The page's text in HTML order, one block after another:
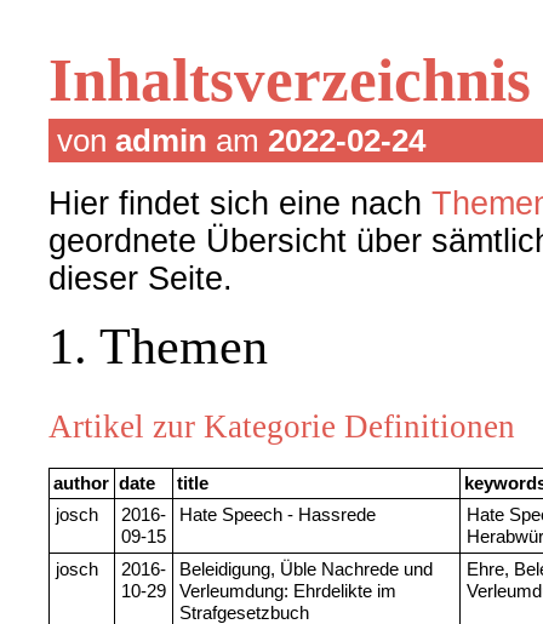
Inhaltsverzeichnis
vonadmin am 2022-02-24
Hier findet sich eine nach
geordnete Übersicht über
dieser Seite.
1. Themen
Artikel zur Kategorie Definitionen
author date title
josch
2016-
09-15
Hate Speech - Hassrede
Hate
josch
2016-
10-29
Beleidigung, Üble Nachrede und
Verleumdung: Ehrdelikte im
Strafgesetzbuch
Ehre,